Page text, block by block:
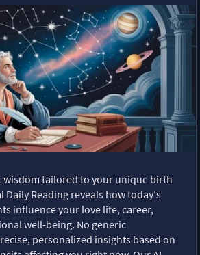
wisdom tailored to your unique birth
Daily Reading reveals how today's
influence your love life, career,
well-being. No generic
personalized insights based on